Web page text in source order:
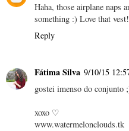
Haha, those airplane naps
something :) Love that
Reply
Fátima Silva 9/10/15
gostei imenso do conjunto
xoxo ♡
www.watermelonclouds.tk